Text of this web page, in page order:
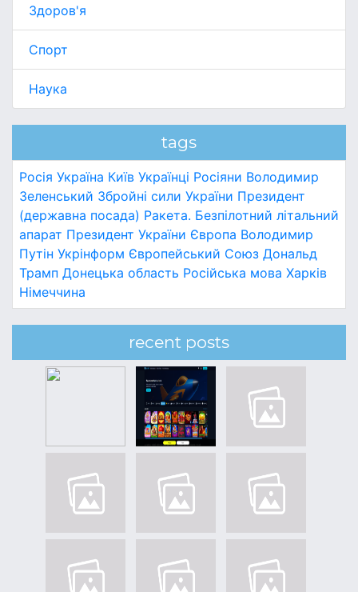
Здоров'я
Спорт
Наука
tags
Росія Україна Київ Українці Росіяни Володимир
Зеленський Збройні сили України Президент
(державна посада) Ракета. Безпілотний літальний
апарат Президент України Європа Володимир
Путін Укрінформ Європейський Союз Дональд
Трамп Донецька область Російська мова Харків
Німеччина
recent posts